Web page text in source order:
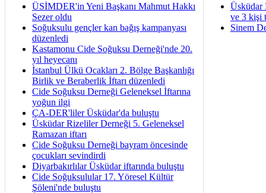
ÜSİMDER'in Yeni Başkanı Mahmut Hakkı
Sezer oldu
Soğuksulu gençler kan bağış kampanyası
düzenledi
Kastamonu Cide Soğuksu Derneği'nde 20.
yıl heyecanı
İstanbul Ülkü Ocakları 2. Bölge Başkanlığı
Birlik ve Beraberlik İftarı düzenledi
Cide Soğuksu Derneği Geleneksel İftarına
yoğun ilgi
ÇA-DER'liler Üsküdar'da buluştu
Üsküdar Rizeliler Derneği 5. Geleneksel
Ramazan iftarı
Cide Soğuksu Derneği bayram öncesinde
çocukları sevindirdi
Diyarbakırlılar Üsküdar iftarında buluştu
Cide Soğuksulular 17. Yöresel Kültür
Şöleni'nde buluştu
Üsküdar
ve 3 kişi
Sinem